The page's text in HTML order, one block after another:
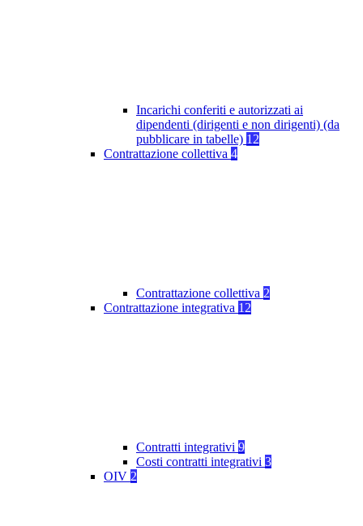
Incarichi conferiti e autorizzati ai
dipendenti (dirigenti e non dirigenti) (da
pubblicare in tabelle) 12
Contrattazione collettiva 4
Contrattazione collettiva 2
Contrattazione integrativa 12
Contratti integrativi 9
Costi contratti integrativi 3
OIV 2